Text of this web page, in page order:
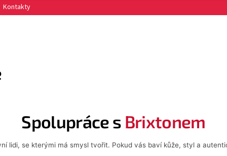
Kontakty
Spolupráce s Brixtonem
lidi, se kterými má smysl tvořit. Pokud vás baví kůže, styl a